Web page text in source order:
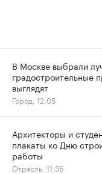
В Москве выбрали
градостроительные
выглядят
Город, 12:05
Архитекторы и
плакаты ко Дню
работы
Отрасль, 11:36